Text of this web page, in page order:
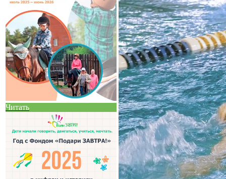
Читать